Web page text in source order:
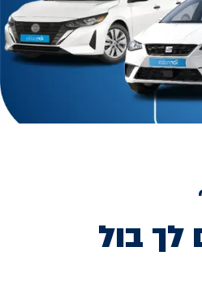
לך בול